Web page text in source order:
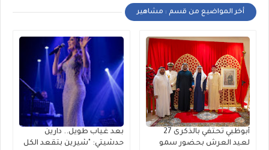
أخر المواضيع من قسم : مشاهير
أبوظبي تحتفي بالذكرى 27
لعيد العرش بحضور سمو
بعد غياب طويل.. دارين
حدشيتي: "شيرين بتقعد الكل